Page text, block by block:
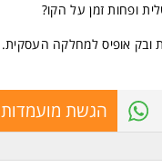
ופחות זמן על הקו?
ובק אופיס למחלקה העסקית.
הגשת מועמדות